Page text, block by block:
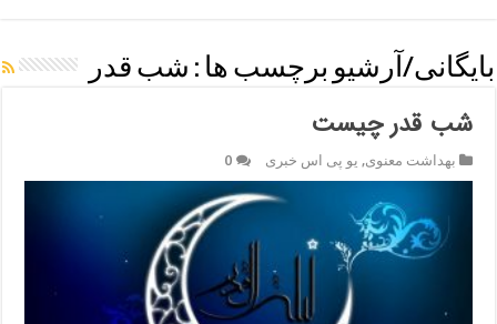
بایگانی/آرشیو برچسب ها : شب قدر
شب قدر چیست
بهداشت معنوی, یو پی اس خبری 0